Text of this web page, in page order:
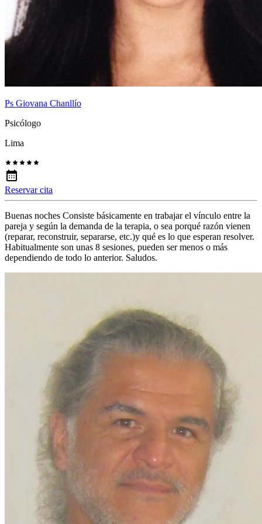
Ps Giovana Chanllío
Psicólogo
Lima
Reservar cita
Buenas noches Consiste básicamente en trabajar el vínculo entre la
pareja y según la demanda de la terapia, o sea porqué razón vienen
(reparar, reconstruir, separarse, etc.)y qué es lo que esperan resolver.
Habitualmente son unas 8 sesiones, pueden ser menos o más
dependiendo de todo lo anterior. Saludos.